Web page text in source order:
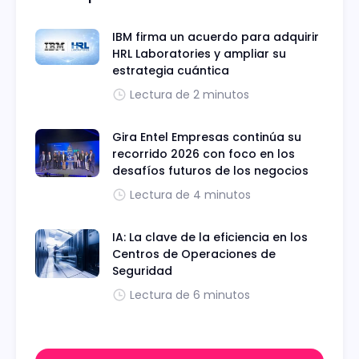
IBM firma un acuerdo para adquirir
HRL Laboratories y ampliar su
estrategia cuántica
Lectura de 2 minutos
Gira Entel Empresas continúa su
recorrido 2026 con foco en los
desafíos futuros de los negocios
Lectura de 4 minutos
IA: La clave de la eficiencia en los
Centros de Operaciones de
Seguridad
Lectura de 6 minutos